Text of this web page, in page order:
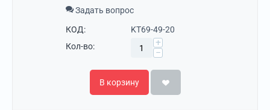
Задать вопрос
КОД:
KT69-49-20
Кол-во:
+
−
В корзину